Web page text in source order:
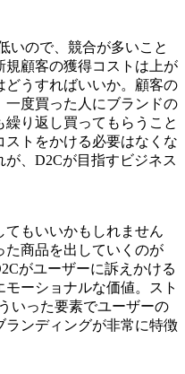
いので、競合が多いこと
規顧客の獲得コストは上が
どうすればいいか。顧客の
一度買った人にブランドの
り返し買ってもらうこと
トをかける必要はなくな
、D2Cが目指すビジネス
もいいかもしれません
た商品を出していくのが
がユーザーに訴えかける
ーショナルな価値。スト
いった要素でユーザーの
ンディングが非常に特徴